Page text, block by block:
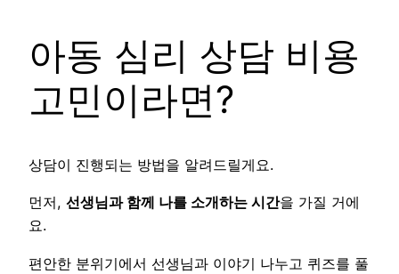
아동 심리 상담 비용
고민이라면?
상담이 진행되는 방법을 알려드릴게요.
먼저, 선생님과 함께 나를 소개하는 시간을 가질 거에
요.
편안한 분위기에서 선생님과 이야기 나누고 퀴즈를 풀